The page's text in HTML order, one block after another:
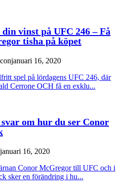
vinst på UFC 246 – Få
tisha på köpet
januari 16, 2020
spel på lördagens UFC 246, där
Cerrone OCH få en exklu...
om hur du ser Conor
januari 16, 2020
Conor McGregor till UFC och i
sker en förändring i hu...